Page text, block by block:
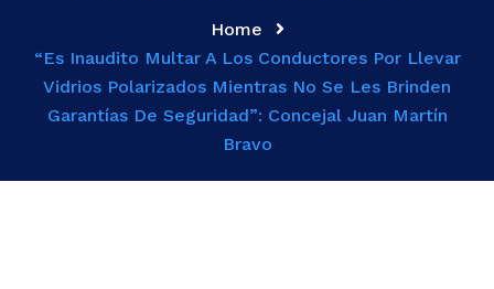
Home
“Es Inaudito Multar A Los Conductores Por Llevar
Vidrios Polarizados Mientras No Se Les Brinden
Garantías De Seguridad”: Concejal Juan Martín
Bravo